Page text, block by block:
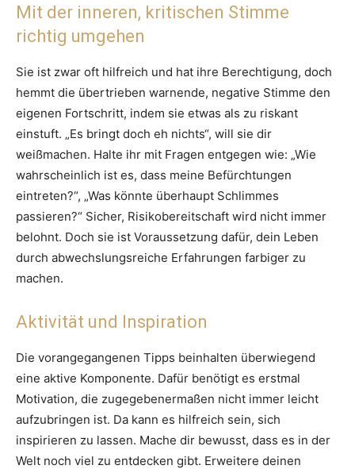
Mit der inneren, kritischen Stimme
richtig umgehen
Sie ist zwar oft hilfreich und hat ihre Berechtigung, doch
hemmt die übertrieben warnende, negative Stimme den
eigenen Fortschritt, indem sie etwas als zu riskant
einstuft. „Es bringt doch eh nichts“, will sie dir
weißmachen. Halte ihr mit Fragen entgegen wie: „Wie
wahrscheinlich ist es, dass meine Befürchtungen
eintreten?“, „Was könnte überhaupt Schlimmes
passieren?“ Sicher, Risikobereitschaft wird nicht immer
belohnt. Doch sie ist Voraussetzung dafür, dein Leben
durch abwechslungsreiche Erfahrungen farbiger zu
machen.
Aktivität und Inspiration
Die vorangegangenen Tipps beinhalten überwiegend
eine aktive Komponente. Dafür benötigt es erstmal
Motivation, die zugegebenermaßen nicht immer leicht
aufzubringen ist. Da kann es hilfreich sein, sich
inspirieren zu lassen. Mache dir bewusst, dass es in der
Welt noch viel zu entdecken gibt. Erweitere deinen